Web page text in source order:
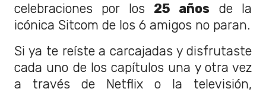
celebraciones por los 25 años de la
icónica Sitcom de los 6 amigos no paran.
Si ya te reíste a carcajadas y disfrutaste
cada uno de los capítulos una y otra vez
a través de Netflix o la televisión,